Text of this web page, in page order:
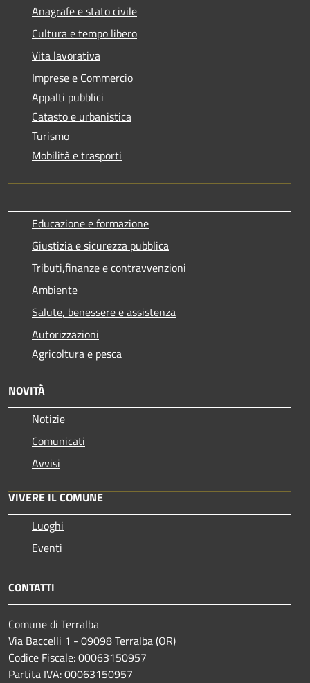
Anagrafe e stato civile
Cultura e tempo libero
Vita lavorativa
Imprese e Commercio
Appalti pubblici
Catasto e urbanistica
Turismo
Mobilità e trasporti
Educazione e formazione
Giustizia e sicurezza pubblica
Tributi,finanze e contravvenzioni
Ambiente
Salute, benessere e assistenza
Autorizzazioni
Agricoltura e pesca
NOVITÀ
Notizie
Comunicati
Avvisi
VIVERE IL COMUNE
Luoghi
Eventi
CONTATTI
Comune di Terralba
Via Baccelli 1 - 09098 Terralba (OR)
Codice Fiscale: 00063150957
Partita IVA: 00063150957